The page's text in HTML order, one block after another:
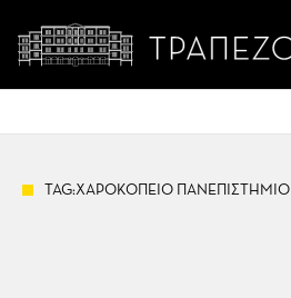
TAG:ΧΑΡΟΚΟΠΕΙΟ ΠΑΝΕΠΙΣΤΗΜΙΟ